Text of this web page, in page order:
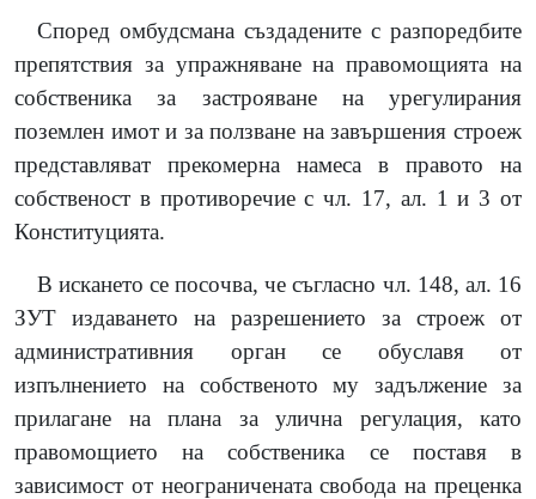
Според омбудсмана създадените с разпоредбите
препятствия за упражняване на правомощията на
собственика за застрояване на урегулирания
поземлен имот и за ползване на завършения строеж
представляват прекомерна намеса в правото на
собственост в противоречие с чл. 17, ал. 1 и 3 от
Конституцията.
В искането се посочва, че съгласно чл. 148, ал. 16
ЗУТ издаването на разрешението за строеж от
административния орган се обуславя от
изпълнението на собственото му задължение за
прилагане на плана за улична регулация, като
правомощието на собственика се поставя в
зависимост от неограничената свобода на преценка